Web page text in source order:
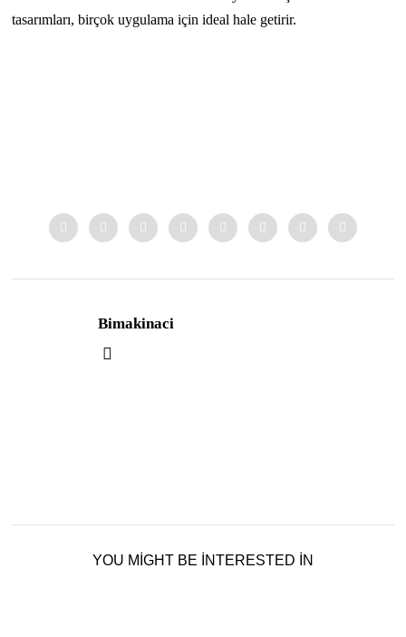
tasarımları, birçok uygulama için ideal hale getirir.
Bimakinaci
YOU MIGHT BE INTERESTED IN